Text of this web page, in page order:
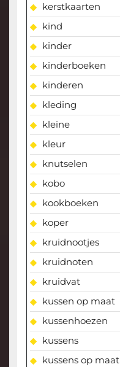
kerstkaarten
kind
kinder
kinderboeken
kinderen
kleding
kleine
kleur
knutselen
kobo
kookboeken
koper
kruidnootjes
kruidnoten
kruidvat
kussen op maat
kussenhoezen
kussens
kussens op maat